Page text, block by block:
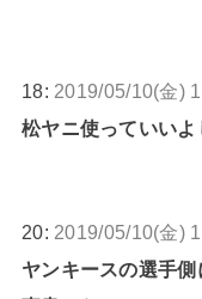
18: 2019/05/10(金)
松ヤニ使っていい
20: 2019/05/10(金)
ヤンキースの選手